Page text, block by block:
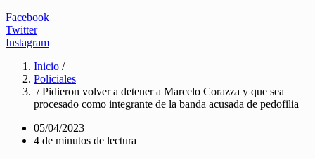
Facebook
Twitter
Instagram
Inicio /
Policiales
/ Pidieron volver a detener a Marcelo Corazza y que sea
procesado como integrante de la banda acusada de pedofilia
05/04/2023
4 de minutos de lectura